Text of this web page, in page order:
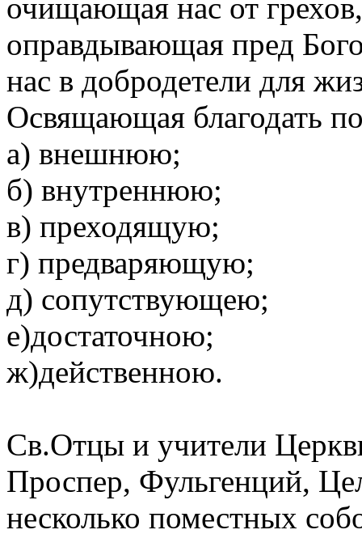
очищающая нас от
оправдывающая пред
нас в добродетели для
Освящающая благодать
а) внешнюю;
б) внутреннюю;
в) преходящую;
г) предваряющую;
д) сопутствующею;
е)достаточною;
ж)действенною.
Св.Отцы и учители
Проспер, Фульгенций,
несколько поместных